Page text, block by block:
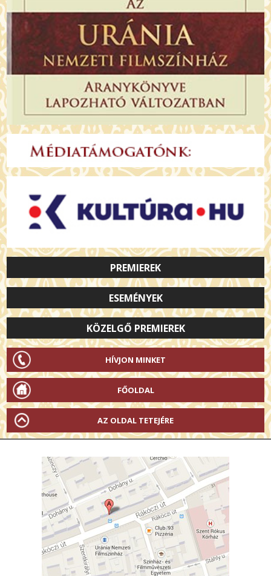
PREMIEREK
ESEMÉNYEK
KÖZELGŐ PREMIEREK
HÍVJON MINKET
FŐOLDAL
AZ OLDAL TETEJÉRE